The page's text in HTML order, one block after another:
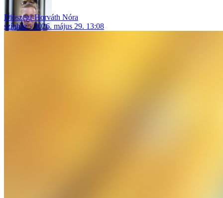
Diószegi-Horváth Nóra
színház
2026. május 29. 13:08